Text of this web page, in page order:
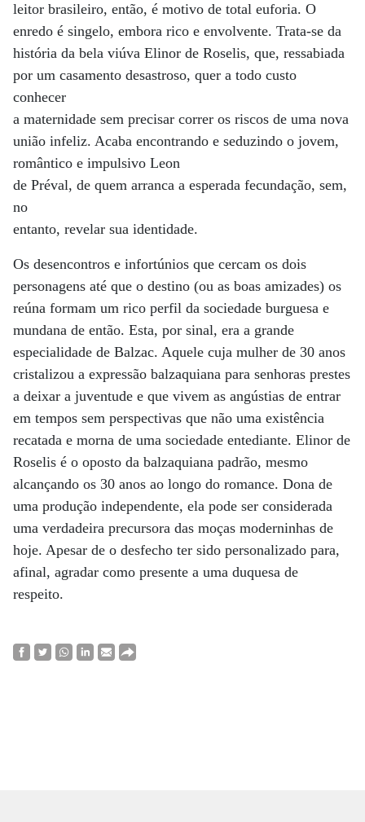
leitor brasileiro, então, é motivo de total euforia. O
enredo é singelo, embora rico e envolvente. Trata-se da
história da bela viúva Elinor de Roselis, que, ressabiada
por um casamento desastroso, quer a todo custo
conhecer
a maternidade sem precisar correr os riscos de uma nova
união infeliz. Acaba encontrando e seduzindo o jovem,
romântico e impulsivo Leon
de Préval, de quem arranca a esperada fecundação, sem,
no
entanto, revelar sua identidade.
Os desencontros e infortúnios que cercam os dois
personagens até que o destino (ou as boas amizades) os
reúna formam um rico perfil da sociedade burguesa e
mundana de então. Esta, por sinal, era a grande
especialidade de Balzac. Aquele cuja mulher de 30 anos
cristalizou a expressão balzaquiana para senhoras prestes
a deixar a juventude e que vivem as angústias de entrar
em tempos sem perspectivas que não uma existência
recatada e morna de uma sociedade entediante. Elinor de
Roselis é o oposto da balzaquiana padrão, mesmo
alcançando os 30 anos ao longo do romance. Dona de
uma produção independente, ela pode ser considerada
uma verdadeira precursora das moças moderninhas de
hoje. Apesar de o desfecho ter sido personalizado para,
afinal, agradar como presente a uma duquesa de
respeito.